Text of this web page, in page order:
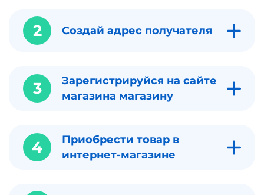
2 Создай адрес получателя
3
Зарегистрируйся на сайте
магазина магазину
4
Приобрести товар в
интернет-магазине